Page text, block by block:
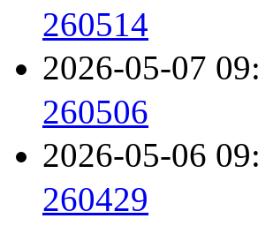
260514
2026-05-07
260506
2026-05-06
260429